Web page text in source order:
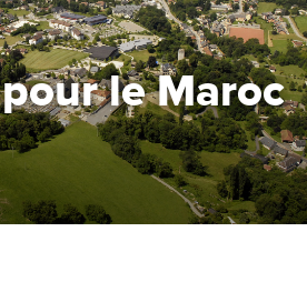
le Maroc